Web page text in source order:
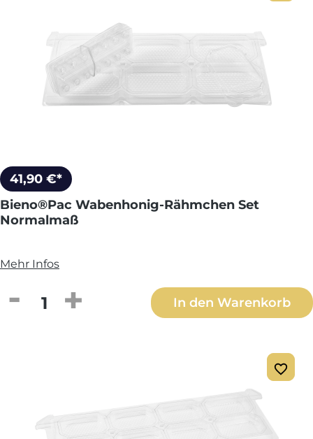
41,90 €*
Bieno®Pac Wabenhonig-Rähmchen Set
Normalmaß
Mehr Infos
Produkt Anzahl: Gib den gewünschten
In den Warenkorb